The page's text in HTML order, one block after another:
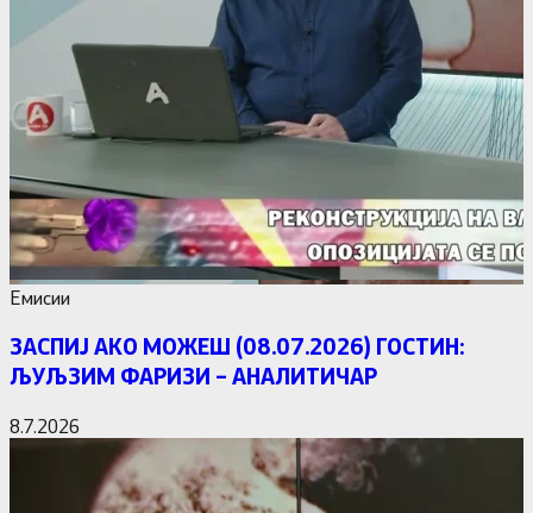
Емисии
ЗАСПИЈ АКО МОЖЕШ (08.07.2026) ГОСТИН:
ЉУЉЗИМ ФАРИЗИ – АНАЛИТИЧАР
8.7.2026